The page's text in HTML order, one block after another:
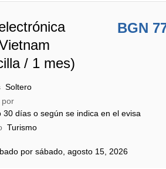
/ 1 mes)
BGN
Soltero
por
30 días o según se indica en el evisa
Turismo
por sábado, agosto 15, 2026